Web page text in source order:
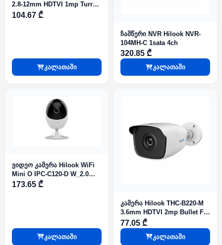
2.8-12mm HDTVI 1mp Turret
Fix IR40m
104.67 ₾
კალათაში
ჩამწერი NVR Hilook NVR-
104MH-C 1sata 4ch
320.85 ₾
კალათაში
ვიდეო კამერა Hilook WiFi
Mini O IPC-C120-D W_2.0
2.8mm 2mp
173.65 ₾
კალათაში
კამერა Hilook THC-B220-M
3.6mm HDTVI 2mp Bullet Fix
IR40m Metal
77.05 ₾
კალათაში